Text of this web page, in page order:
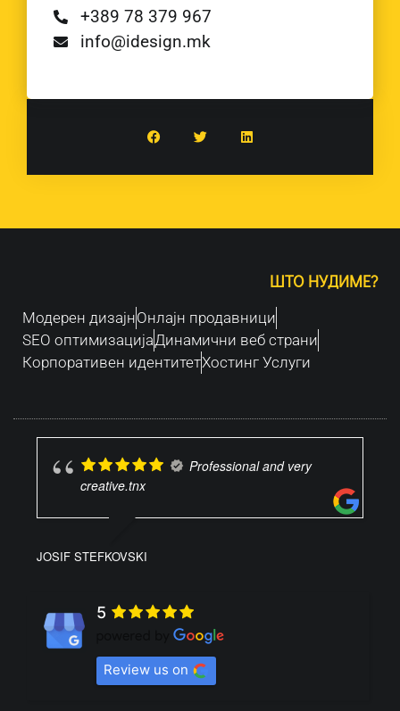
+389 78 379 967
info@idesign.mk
ШТО НУДИМЕ?
Модерен дизајнOнлајн продавници
SEO оптимизацијаДинамични веб страни
Корпоративен идентитетХостинг Услуги
Professional and very
creative.tnx
JOSIF STEFKOVSKI
5
Review us on